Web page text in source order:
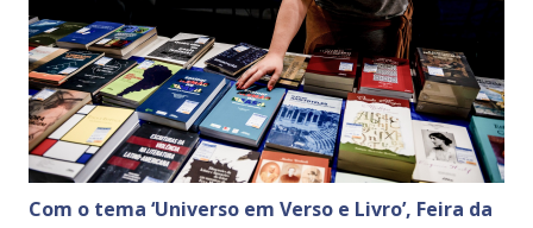
Com o tema ‘Universo em Verso e Livro’, Feira da